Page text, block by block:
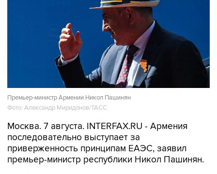
Премьер-министр Армении Никол Пашинян
Фото: Александр Миридонов/ТАСС
Москва. 7 августа. INTERFAX.RU - Армения
приверженность принципам ЕАЭС, заявил
премьер-министр республики Никол Пашинян.
"Для Армении укрепление сотрудничества с